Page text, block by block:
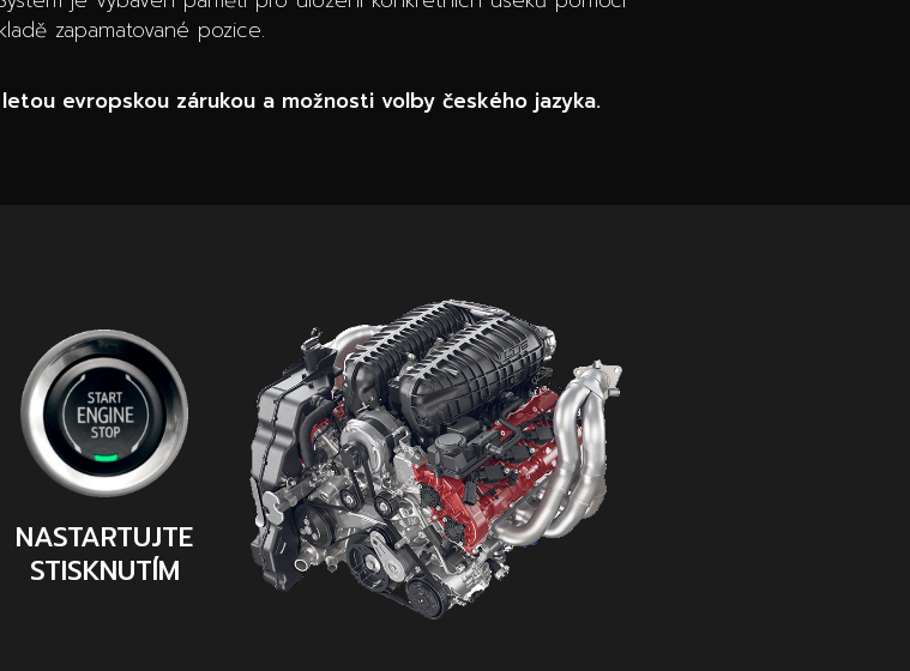
zapamatované pozice.
evropskou zárukou a možnosti volby českého jazyka.
NASTARTUJTE
STISKNUTÍM